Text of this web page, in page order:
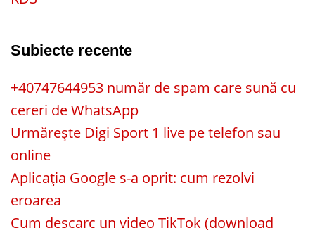
Subiecte recente
+40747644953 număr de spam care sună cu
cereri de WhatsApp
Urmărește Digi Sport 1 live pe telefon sau
online
Aplicația Google s-a oprit: cum rezolvi
eroarea
Cum descarc un video TikTok (download